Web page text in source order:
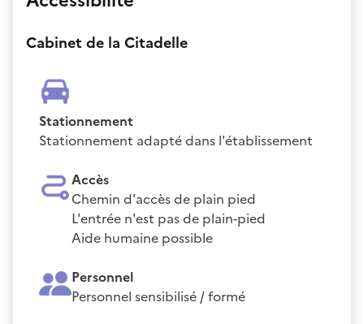
Cabinet de la Citadelle
Stationnement
Stationnement adapté dans l'établissement
Accès
Chemin d'accès de plain pied
L'entrée n'est pas de plain-pied
Aide humaine possible
Personnel
Personnel sensibilisé / formé